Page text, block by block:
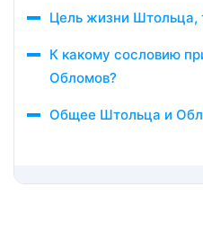
Цель жизни Штольца,
К какому сословию
Обломов?
Общее Штольца и